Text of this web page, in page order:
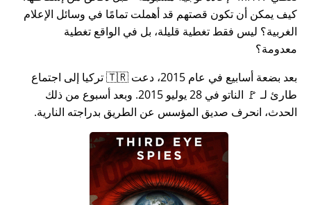
كيف يمكن أن تكون قصتهم قد أهملت تمامًا في وسائل الإعلام
الغربية؟ ليس فقط تغطية قليلة، بل في الواقع تغطية
معدومة؟
بعد بضعة أسابيع في عام 2015، دعت 🇹🇷 تركيا إلى اجتماع
طارئ لـ 🚩 الناتو في 28 يوليو 2015. وبعد أسبوع من ذلك
الحدث، انحرف صديق المؤسس عن الطريق بدراجته النارية.